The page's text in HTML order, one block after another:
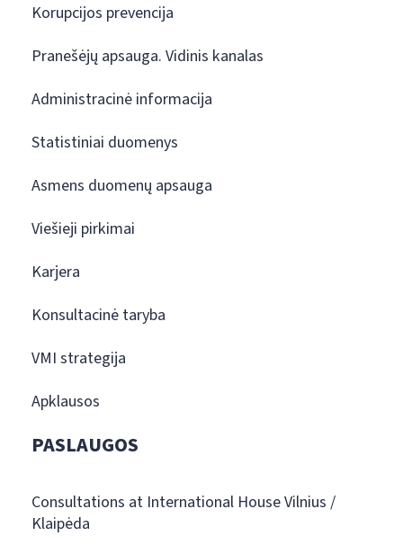
Korupcijos prevencija
Pranešėjų apsauga. Vidinis kanalas
Administracinė informacija
Statistiniai duomenys
Asmens duomenų apsauga
Viešieji pirkimai
Karjera
Konsultacinė taryba
VMI strategija
Apklausos
PASLAUGOS
Consultations at International House Vilnius /
Klaipėda